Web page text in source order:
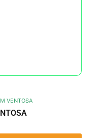
VENTOSA